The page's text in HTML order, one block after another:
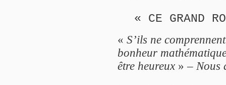
« CE GRAND
« S’ils ne
bonheur
être heureux » – Nous